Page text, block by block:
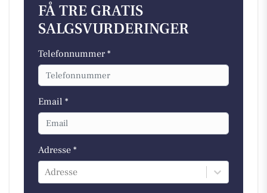
FÅ TRE GRATIS
SALGSVURDERINGER
Telefonnummer *
Email *
Adresse *
Adresse